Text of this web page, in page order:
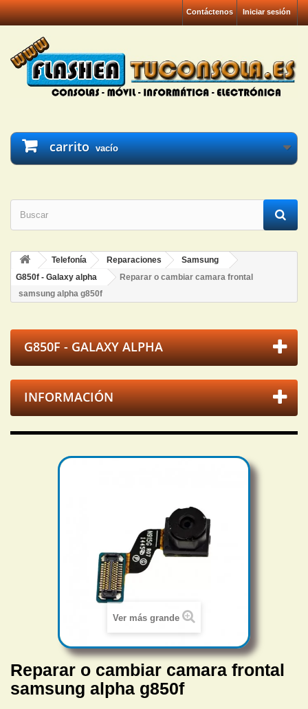
Iniciar sesión
Contáctenos
carrito vacío
Telefonía Reparaciones
Samsung
G850f - Galaxy alpha
Reparar o cambiar camara frontal
samsung alpha g850f
G850F - GALAXY ALPHA
INFORMACIÓN
Ver más grande
Reparar o cambiar camara frontal
samsung alpha g850f